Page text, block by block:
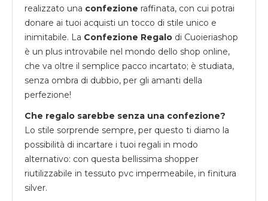
realizzato una confezione raffinata, con cui potrai
donare ai tuoi acquisti un tocco di stile unico e
inimitabile. La Confezione Regalo di Cuoieriashop
è un plus introvabile nel mondo dello shop online,
che va oltre il semplice pacco incartato; è studiata,
senza ombra di dubbio, per gli amanti della
perfezione!
Che regalo sarebbe senza una confezione?
Lo stile sorprende sempre, per questo ti diamo la
possibilità di incartare i tuoi regali in modo
alternativo: con questa bellissima shopper
riutilizzabile in tessuto pvc impermeabile, in finitura
silver.